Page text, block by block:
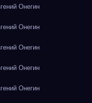
Онегин
Онегин
Онегин
Онегин
Онегин